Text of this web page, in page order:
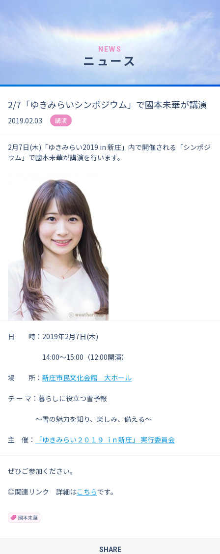
NEWS
ニュース
2/7「ゆきみらいシンポジウム」で國本未華が講演
2019.02.03 講演
2月7日(木)「ゆきみらい2019 in 新庄」内で開催される「シンポジ
ウム」で國本未華が講演を行います。
日 時：2019年2月7日(木)
14:00～15:00（12:00開演）
場 所： 新庄市民文化会館 大ホール
テ ー マ：暮らしに役立つ雪予報
～雪の魅力を知り、楽しみ、備える～
主 催： 「ゆきみらい２０１９ ｉn 新庄」 実行委員会
ぜひご参加ください。
◎関連リンク 詳細はこちらです。
國本未華
SHARE